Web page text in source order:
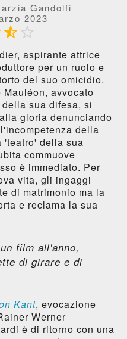
Gandolfi
2023
 
aspirante attrice
per un ruolo e
del suo omicidio.
avvocato
sua difesa, si
gloria denunciando
della
della sua
commuove
è immediato. Per
vita, gli ingaggi
di matrimonio ma la
e reclama la sua
film all'anno,
di girare e di
Kant, evocazione
Werner
è di ritorno con una